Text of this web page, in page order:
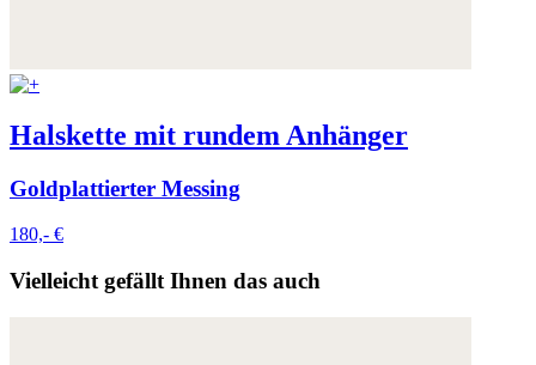
Halskette mit rundem Anhänger
Goldplattierter Messing
180,- €
Vielleicht gefällt Ihnen das auch